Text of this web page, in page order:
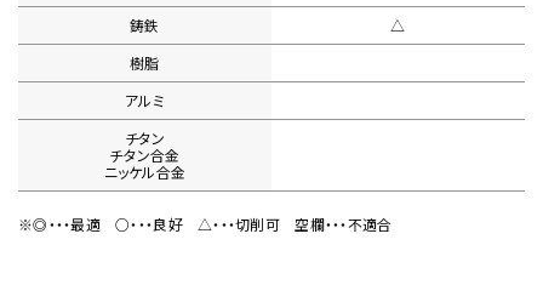
鋳鉄
△
樹脂
アルミ
チタン
チタン合金
ニッケル合金
※◎・・・最適○・・・良好△・・・切削可 空欄・・・不適合